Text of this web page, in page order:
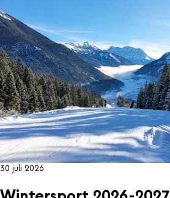
30 juli 2026